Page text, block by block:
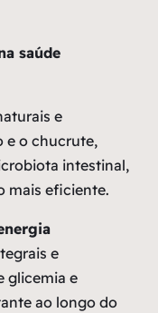
saúde
e
e o chucrute,
intestinal,
mais eficiente.
e
glicemia e
ao longo do